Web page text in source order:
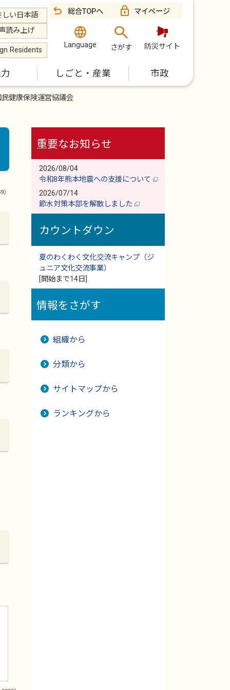
しい日本語
読み上げ
Residents
総合TOPへ マイページ
Language さがす 防災サイト
しごと・産業 市政
民健康保険運営協議会
）
重要なお知らせ
2026/08/04
令和8年熊本地震への支援について
2026/07/14
節水対策本部を解散しました
カウントダウン
夏のわくわく文化交流キャンプ（ジ
ュニア文化交流事業）
[開始まで14日]
情報をさがす
組織から
分類から
サイトマップから
ランキングから